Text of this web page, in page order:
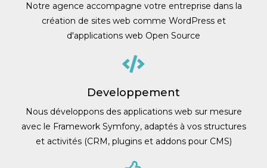
Notre agence accompagne votre entreprise dans la
création de sites web comme WordPress et
d'applications web Open Source
Developpement
Nous développons des applications web sur mesure
avec le Framework Symfony, adaptés à vos structures
et activités (CRM, plugins et addons pour CMS)